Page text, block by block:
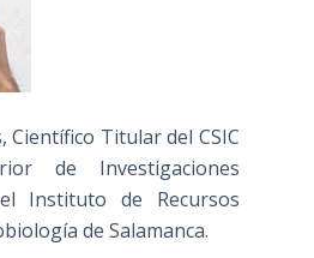
Científico Titular del CSIC
de Investigaciones
Instituto de Recursos
de Salamanca.